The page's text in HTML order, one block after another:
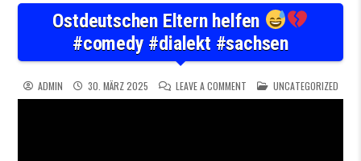
Ostdeutschen Eltern helfen
#comedy #dialekt #sachsen
ADMIN 30. MÄRZ 2025 LEAVE A COMMENTON OSTDEUTSCHEN ELTERN
POSTED IN
UNCATEGORIZED